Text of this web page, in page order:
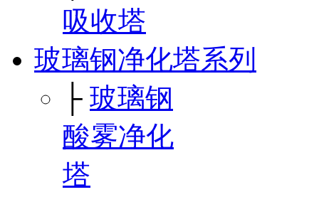
吸收塔
玻璃钢净化塔系列
├ 玻璃钢
酸雾净化
塔